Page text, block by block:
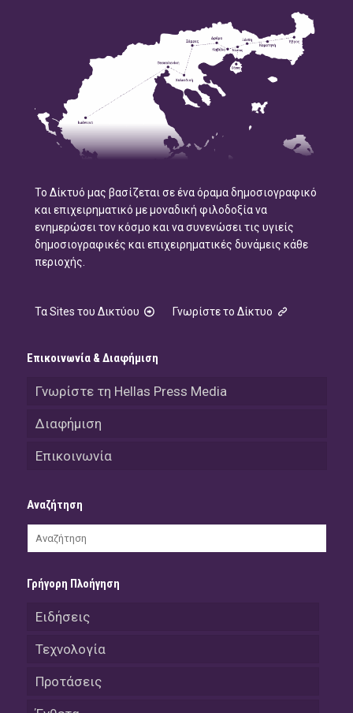
Το Δίκτυό μας βασίζεται σε ένα όραμα δημοσιογραφικό
και επιχειρηματικό με μοναδική φιλοδοξία να
ενημερώσει τον κόσμο και να συνενώσει τις υγιείς
δημοσιογραφικές και επιχειρηματικές δυνάμεις κάθε
περιοχής.
Τα Sites του Δικτύου Γνωρίστε το Δίκτυο
Επικοινωνία & Διαφήμιση
Γνωρίστε τη Hellas Press Media
Διαφήμιση
Επικοινωνία
Αναζήτηση
Γρήγορη Πλοήγηση
Ειδήσεις
Τεχνολογία
Προτάσεις